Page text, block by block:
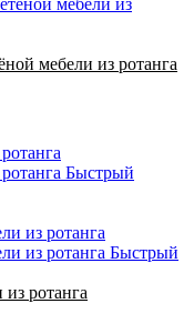
мебели из ротанга
Быстрый
Быстрый
ротанга